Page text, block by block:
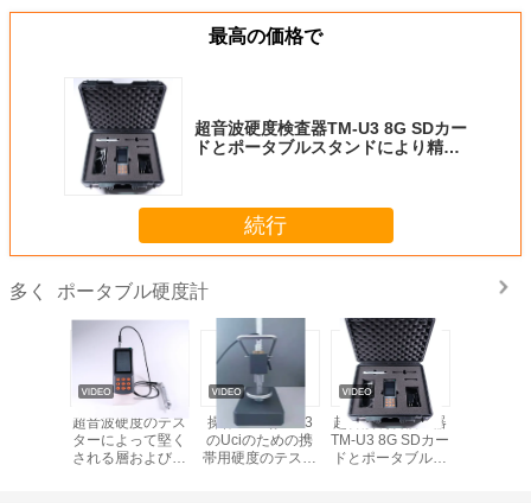
最高の価格で
超音波硬度検査器TM-U3 8G SDカー
ドとポータブルスタンドにより精度
続行
多く ポータブル硬度計
超音波硬度のテス
ターによって堅く
される層および薄
操作の立場TaU3
のUciのための携
帯用硬度のテスタ
超音波硬度検査器
TM-U3 8G SDカー
ドとポータブルス